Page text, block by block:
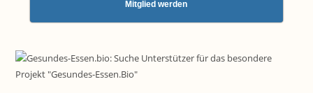
Mitglied werden